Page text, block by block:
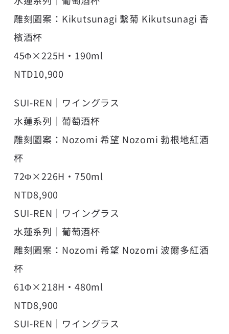
雕刻圖案：Kikutsunagi 繫菊 Kikutsunagi 香
檳酒杯
45Φ×225H・190ml
NTD10,900
SUI-REN｜ワイングラス
水蓮系列｜葡萄酒杯
雕刻圖案：Nozomi 希望 Nozomi 勃根地紅酒
杯
72Φ×226H・750ml
NTD8,900
SUI-REN｜ワイングラス
水蓮系列｜葡萄酒杯
雕刻圖案：Nozomi 希望 Nozomi 波爾多紅酒
杯
61Φ×218H・480ml
NTD8,900
SUI-REN｜ワイングラス